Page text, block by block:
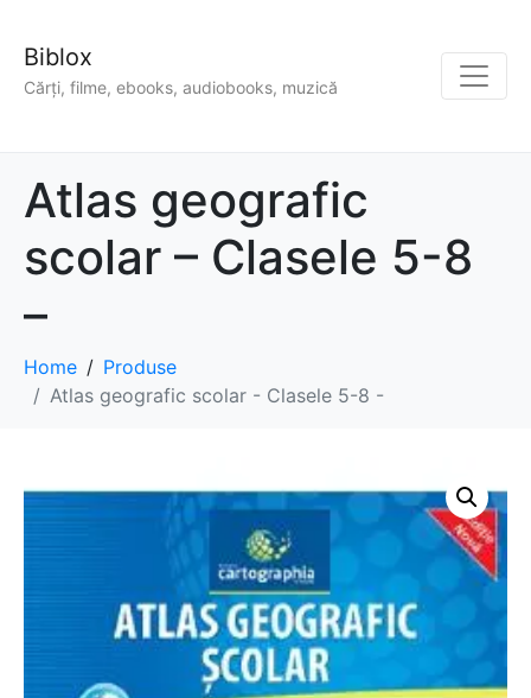
Biblox
Cărți, filme, ebooks, audiobooks, muzică
Atlas geografic
scolar – Clasele 5-8
–
Home
Produse
Atlas geografic scolar - Clasele 5-8 -